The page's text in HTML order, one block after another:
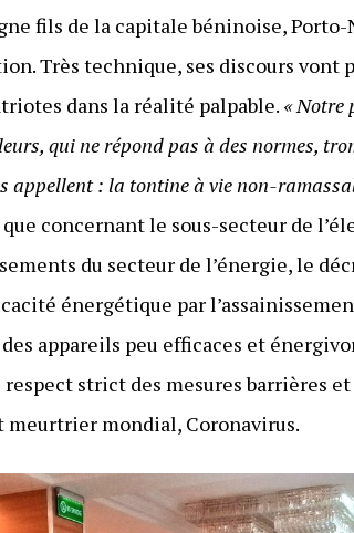
fils de la capitale béninoise, Porto-
Très technique, ses discours vont
dans la réalité palpable. « Notre
qui ne répond pas à des normes,
appellent : la tontine à vie non-
concernant le sous-secteur de
du secteur de l’énergie, le
énergétique par
appareils peu efficaces et
respect strict des mesures barrières
mondial, Coronavirus.